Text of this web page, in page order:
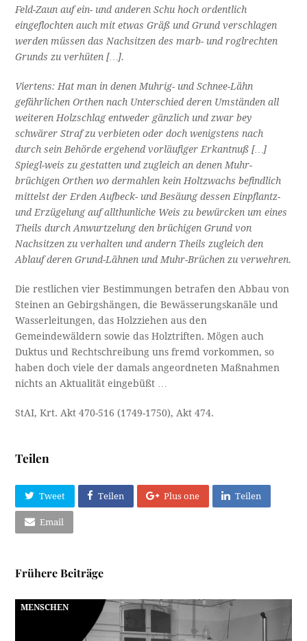
Feld-Zaun auf ein- und anderen Schu hoch ordentlich
eingeflochten auch mit etwas Gräß und Grund verschlagen
werden müssen das Nachsitzen des marb- und roglrechten
Grunds zu verhüten […].
Viertens: Hat man in denen Muhrig- und Schnee-Lähn
gefährlichen Orthen nach Unterschied deren Umständen all
weiteren Holzschlag entweder gänzlich und zwar bey
schwärer Straf zu verbieten oder doch wenigstens nach
durch sein Behörde ergehend vorläufiger Erkantnuß […]
Spiegl-weis zu gestatten und zugleich an denen Muhr-
brüchigen Orthen wo dermahlen kein Holtzwachs befindlich
mittelst der Erden Aufbeck- und Besäung dessen Einpflantz-
und Erzügelung auf allthunliche Weis zu bewürcken um eines
Theils durch Anwurtzelung den brüchigen Grund von
Nachsitzen zu verhalten und andern Theils zugleich den
Ablauf deren Grund-Lähnen und Muhr-Brüchen zu verwehren.
Die restlichen vier Bestimmungen betrafen den Abbau von
Steinen an Gebirgshängen, die Bewässerungskanäle und
Wasserleitungen, das Holzziehen aus den
Gemeindewäldern sowie das Holztriften. Mögen auch
Duktus und Rechtschreibung uns fremd vorkommen, so
haben doch viele der damals angeordneten Maßnahmen
nichts an Aktualität eingebüßt …
StAI, Krt. Akt 470-516 (1749-1750), Akt 474.
Teilen
Tweet Teilen Plus one Teilen
Email
Frühere Beiträge
MENSCHEN